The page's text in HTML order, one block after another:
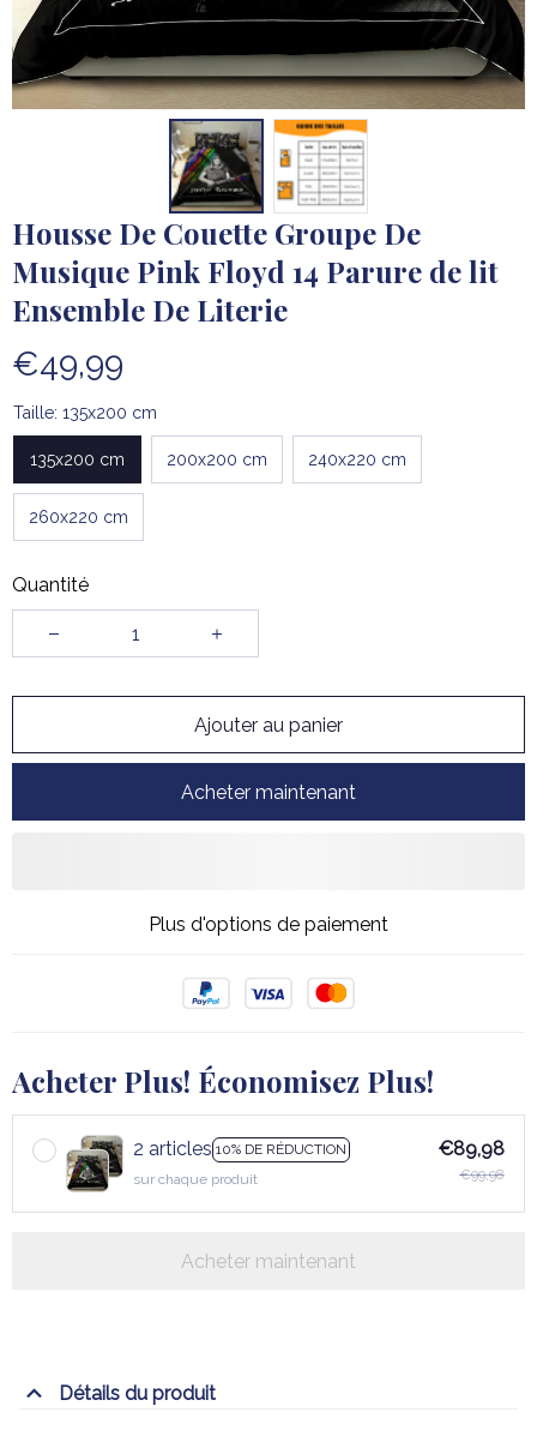
Housse De Couette Groupe De
Musique Pink Floyd 14 Parure de lit
Ensemble De Literie
€49,99
Taille: 135x200 cm
135x200 cm 200x200 cm 240x220 cm
260x220 cm
Quantité
Ajouter au panier
Acheter maintenant
Plus d'options de paiement
Acheter Plus! Économisez Plus!
2 articles 10% DE RÉDUCTION
sur chaque produit
€89,98
€99,98
Acheter maintenant
Détails du produit